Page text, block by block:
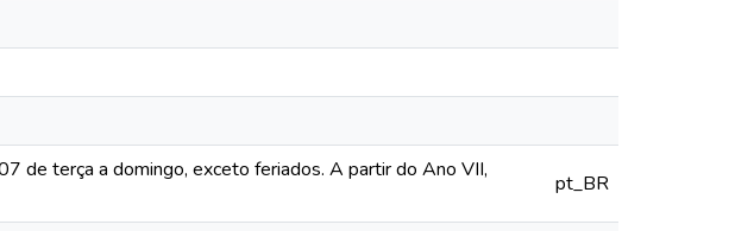
de terça a domingo, exceto feriados. A partir do Ano VII,
pt_BR